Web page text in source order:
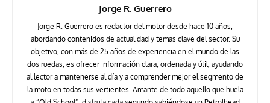
Jorge R. Guerrero
Jorge R. Guerrero es redactor del motor desde hace 10 años,
abordando contenidos de actualidad y temas clave del sector. Su
objetivo, con más de 25 años de experiencia en el mundo de las
dos ruedas, es ofrecer información clara, ordenada y útil, ayudando
al lector a mantenerse al día y a comprender mejor el segmento de
la moto en todas sus vertientes. Amante de todo aquello que huela